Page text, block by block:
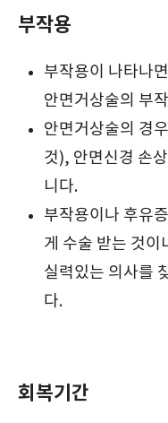
부작용
부작용이 나타나
안면거상술의 부
안면거상술의 경
것), 안면신경 손
니다.
부작용이나 후유
게 수술 받는 것이
실력있는 의사를
다.
회복기간